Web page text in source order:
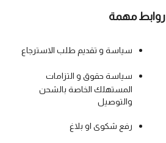
روابط مهمة
سياسة و تقديم طلب الاسترجاع
سياسة حقوق و التزامات
المستهلك الخاصة بالشحن
والتوصيل
رفع شكوى او بلاغ